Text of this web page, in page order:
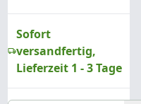
Sofort
versandfertig,
Lieferzeit 1 - 3 Tage